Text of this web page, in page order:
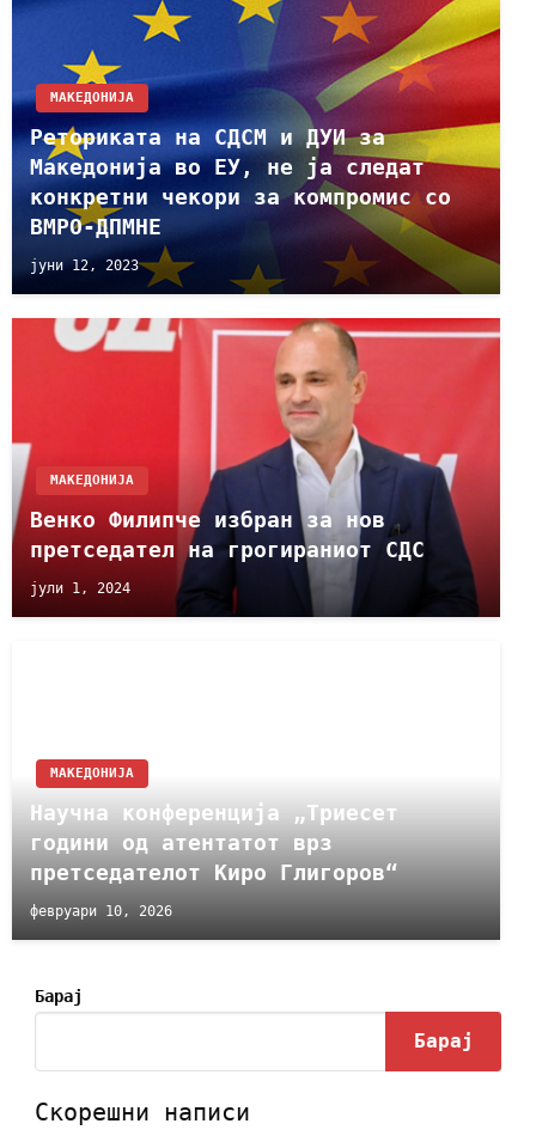
МАКЕДОНИЈА
Реториката на СДСМ и ДУИ за
Македонија во ЕУ, не ја следат
конкретни чекори за компромис со
ВМРО-ДПМНЕ
јуни 12, 2023
МАКЕДОНИЈА
Венко Филипче избран за нов
претседател на грогираниот СДС
јули 1, 2024
МАКЕДОНИЈА
Научна конференција „Триесет
години од атентатот врз
претседателот Киро Глигоров“
февруари 10, 2026
Барај
Барај
Скорешни написи